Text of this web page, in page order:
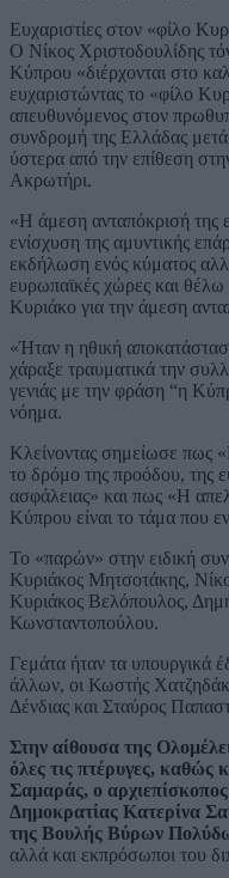
Ευχαριστίες στον «φίλο
Ο Νίκος Χριστοδουλίδης
Κύπρου «διέρχονται στο
ευχαριστώντας το «φίλο
απευθυνόμενος στον
συνδρομή της Ελλάδας
ύστερα από την επίθεση
Ακρωτήρι.
«Η άμεση ανταπόκρισή της
ενίσχυση της αμυντικής
εκδήλωση ενός κύματος
ευρωπαϊκές χώρες και
Κυριάκο για την άμεση
«Ήταν η ηθική
χάραξε τραυματικά την
γενιάς με την φράση “η
νόημα.
Κλείνοντας σημείωσε πως
το δρόμο της προόδου, της
ασφάλειας» και πως «Η
Κύπρου είναι το τάμα που
Το «παρών» στην ειδική
Κυριάκος Μητσοτάκης,
Κυριάκος Βελόπουλος,
Κωνσταντοπούλου.
Γεμάτα ήταν τα υπουργικά
άλλων, οι Κωστής
Δένδιας και Σταύρος
Στην αίθουσα της
όλες τις πτέρυγες,
Σαμαράς, ο
Δημοκρατίας Κατερίνα
της Βουλής Βύρων
αλλά και εκπρόσωποι του